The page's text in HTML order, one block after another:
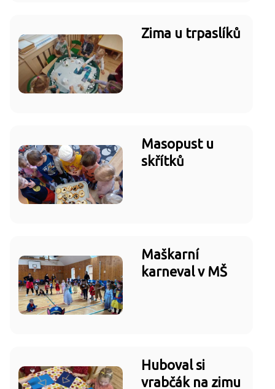
Zima u trpaslíků
Masopust u
skřítků
Maškarní
karneval v MŠ
Huboval si
vrabčák na zimu